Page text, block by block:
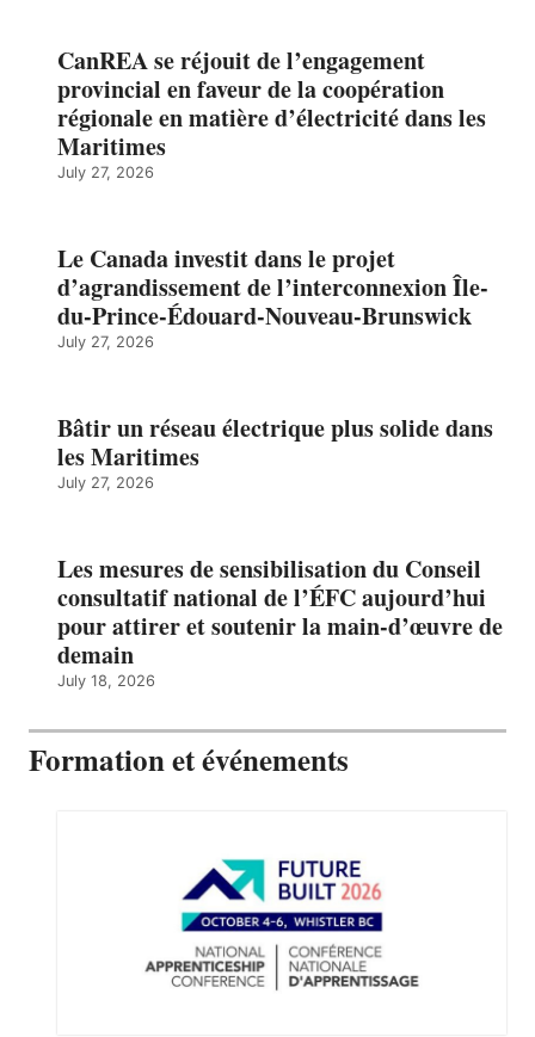
CanREA se réjouit de l’engagement
provincial en faveur de la coopération
régionale en matière d’électricité dans les
Maritimes
July 27, 2026
Le Canada investit dans le projet
d’agrandissement de l’interconnexion Île-
du-Prince-Édouard-Nouveau-Brunswick
July 27, 2026
Bâtir un réseau électrique plus solide dans
les Maritimes
July 27, 2026
Les mesures de sensibilisation du Conseil
consultatif national de l’ÉFC aujourd’hui
pour attirer et soutenir la main-d’œuvre de
demain
July 18, 2026
Formation et événements